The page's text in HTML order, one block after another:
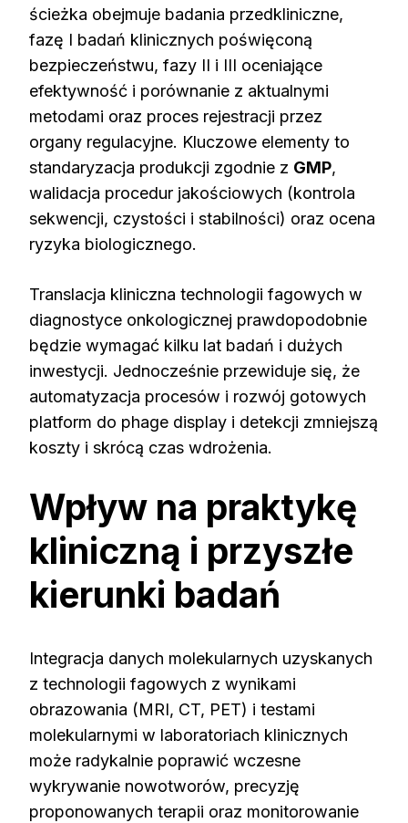
ścieżka obejmuje badania przedkliniczne,
fazę I badań klinicznych poświęconą
bezpieczeństwu, fazy II i III oceniające
efektywność i porównanie z aktualnymi
metodami oraz proces rejestracji przez
organy regulacyjne. Kluczowe elementy to
standaryzacja produkcji zgodnie z GMP,
walidacja procedur jakościowych (kontrola
sekwencji, czystości i stabilności) oraz ocena
ryzyka biologicznego.
Translacja kliniczna technologii fagowych w
diagnostyce onkologicznej prawdopodobnie
będzie wymagać kilku lat badań i dużych
inwestycji. Jednocześnie przewiduje się, że
automatyzacja procesów i rozwój gotowych
platform do phage display i detekcji zmniejszą
koszty i skrócą czas wdrożenia.
Wpływ na praktykę
kliniczną i przyszłe
kierunki badań
Integracja danych molekularnych uzyskanych
z technologii fagowych z wynikami
obrazowania (MRI, CT, PET) i testami
molekularnymi w laboratoriach klinicznych
może radykalnie poprawić wczesne
wykrywanie nowotworów, precyzję
proponowanych terapii oraz monitorowanie